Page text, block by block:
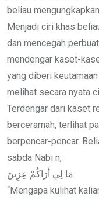
beliau
Menjadi ciri khas
dan mencegah
mendengar kaset-
yang diberi
melihat secara nyata
Terdengar dari kaset
berceramah, terlihat
berpencar-pencar.
sabda Nabi n,
مَا لِي أَرَاكُمْ عِزِينَ
“Mengapa kulihat